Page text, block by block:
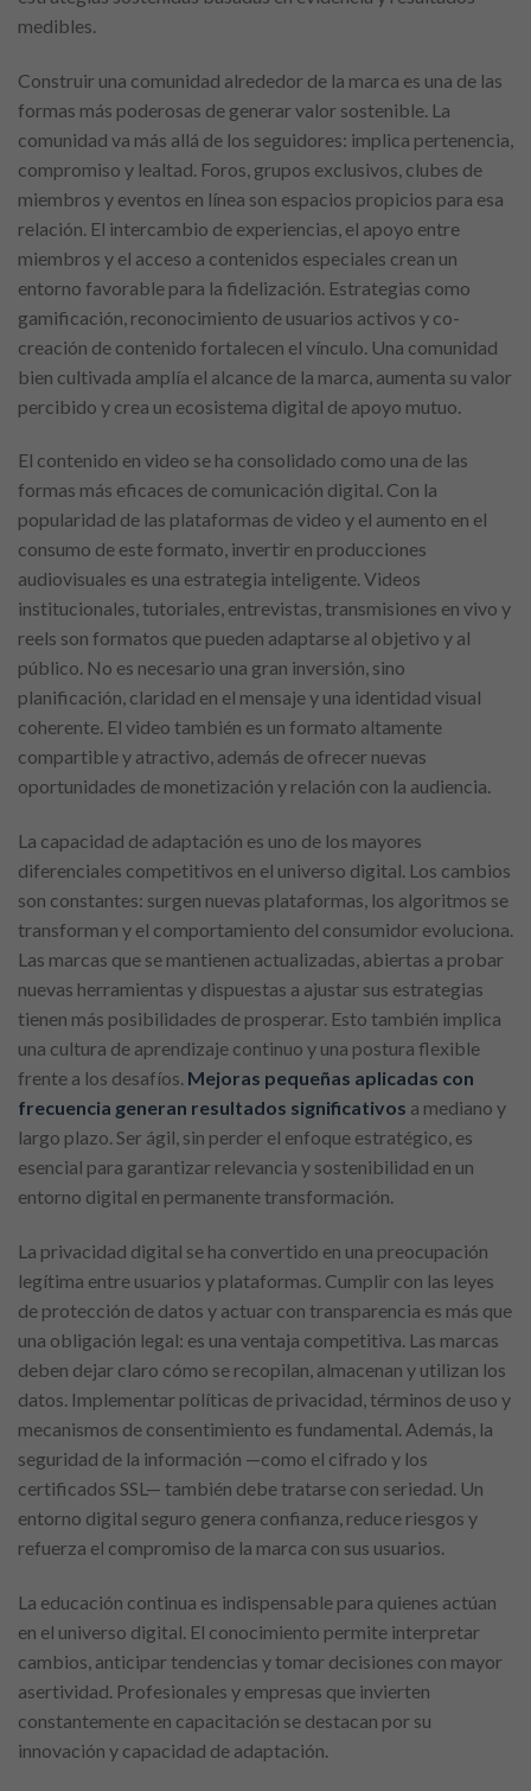
medibles.
Construir una comunidad alrededor de la marca es una de las
formas más poderosas de generar valor sostenible. La
comunidad va más allá de los seguidores: implica pertenencia,
compromiso y lealtad. Foros, grupos exclusivos, clubes de
miembros y eventos en línea son espacios propicios para esa
relación. El intercambio de experiencias, el apoyo entre
miembros y el acceso a contenidos especiales crean un
entorno favorable para la fidelización. Estrategias como
gamificación, reconocimiento de usuarios activos y co-
creación de contenido fortalecen el vínculo. Una comunidad
bien cultivada amplía el alcance de la marca, aumenta su valor
percibido y crea un ecosistema digital de apoyo mutuo.
El contenido en video se ha consolidado como una de las
formas más eficaces de comunicación digital. Con la
popularidad de las plataformas de video y el aumento en el
consumo de este formato, invertir en producciones
audiovisuales es una estrategia inteligente. Videos
institucionales, tutoriales, entrevistas, transmisiones en vivo y
reels son formatos que pueden adaptarse al objetivo y al
público. No es necesario una gran inversión, sino
planificación, claridad en el mensaje y una identidad visual
coherente. El video también es un formato altamente
compartible y atractivo, además de ofrecer nuevas
oportunidades de monetización y relación con la audiencia.
La capacidad de adaptación es uno de los mayores
diferenciales competitivos en el universo digital. Los cambios
son constantes: surgen nuevas plataformas, los algoritmos se
transforman y el comportamiento del consumidor evoluciona.
Las marcas que se mantienen actualizadas, abiertas a probar
nuevas herramientas y dispuestas a ajustar sus estrategias
tienen más posibilidades de prosperar. Esto también implica
una cultura de aprendizaje continuo y una postura flexible
frente a los desafíos. Mejoras pequeñas aplicadas con
frecuencia generan resultados significativos a mediano y
largo plazo. Ser ágil, sin perder el enfoque estratégico, es
esencial para garantizar relevancia y sostenibilidad en un
entorno digital en permanente transformación.
La privacidad digital se ha convertido en una preocupación
legítima entre usuarios y plataformas. Cumplir con las leyes
de protección de datos y actuar con transparencia es más que
una obligación legal: es una ventaja competitiva. Las marcas
deben dejar claro cómo se recopilan, almacenan y utilizan los
datos. Implementar políticas de privacidad, términos de uso y
mecanismos de consentimiento es fundamental. Además, la
seguridad de la información —como el cifrado y los
certificados SSL— también debe tratarse con seriedad. Un
entorno digital seguro genera confianza, reduce riesgos y
refuerza el compromiso de la marca con sus usuarios.
La educación continua es indispensable para quienes actúan
en el universo digital. El conocimiento permite interpretar
cambios, anticipar tendencias y tomar decisiones con mayor
asertividad. Profesionales y empresas que invierten
constantemente en capacitación se destacan por su
innovación y capacidad de adaptación.